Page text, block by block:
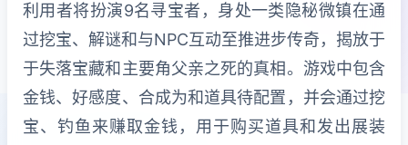
利用者将扮演9名寻宝者，身处一类隐秘微镇在通
过挖宝、解谜和与NPC互动至推进步传奇，揭放于
于失落宝藏和主要角父亲之死的真相。游戏中包含
金钱、好感度、合成为和道具待配置，并会通过挖
宝、钓鱼来赚取金钱，用于购买道具和发出展装